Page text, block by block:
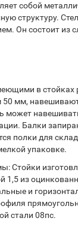
собой
структуру.
Он состоит из
в стойках
50 мм,
может
Балки
полки для
упаковке.
Стойки
1,5 из
и
стали 08пс.